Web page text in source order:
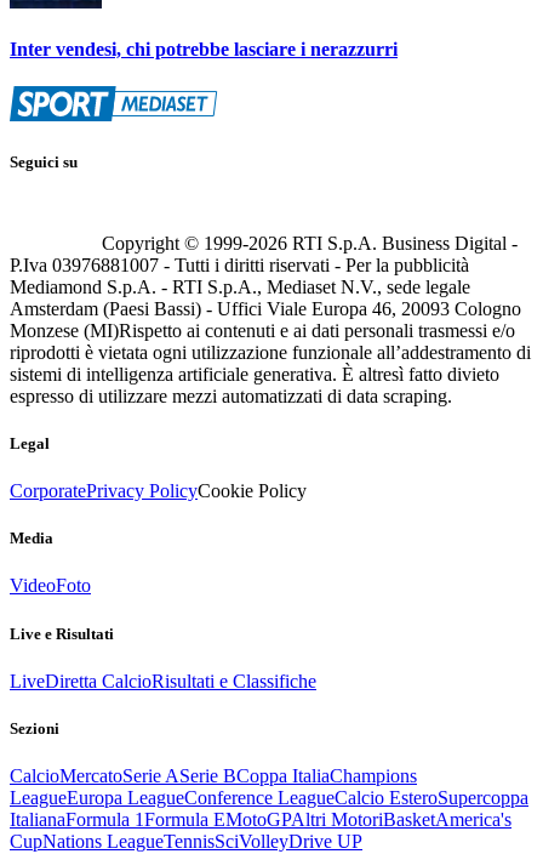
Inter vendesi, chi potrebbe lasciare i nerazzurri
Seguici su
Copyright © 1999-2026 RTI S.p.A. Business Digital -
P.Iva 03976881007 - Tutti i diritti riservati - Per la pubblicità
Mediamond S.p.A. - RTI S.p.A., Mediaset N.V., sede legale
Amsterdam (Paesi Bassi) - Uffici Viale Europa 46, 20093 Cologno
Monzese (MI)Rispetto ai contenuti e ai dati personali trasmessi e/o
riprodotti è vietata ogni utilizzazione funzionale all’addestramento di
sistemi di intelligenza artificiale generativa. È altresì fatto divieto
espresso di utilizzare mezzi automatizzati di data scraping.
Legal
CorporatePrivacy PolicyCookie Policy
Media
VideoFoto
Live e Risultati
LiveDiretta CalcioRisultati e Classifiche
Sezioni
CalcioMercatoSerie ASerie BCoppa ItaliaChampions
LeagueEuropa LeagueConference LeagueCalcio EsteroSupercoppa
ItalianaFormula 1Formula EMotoGPAltri MotoriBasketAmerica's
CupNations LeagueTennisSciVolleyDrive UP